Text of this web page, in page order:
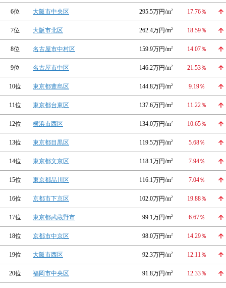
6位 大阪市中央区 295.5万円/m2 17.76％
7位 大阪市北区 262.4万円/m2 18.59％
8位 名古屋市中村区 159.9万円/m2 14.07％
9位 名古屋市中区 146.2万円/m2 21.53％
10位 東京都豊島区 144.8万円/m2 9.19％
11位 東京都台東区 137.6万円/m2 11.22％
12位 横浜市西区 134.0万円/m2 10.65％
13位 東京都目黒区 119.5万円/m2 5.68％
14位 東京都文京区 118.1万円/m2 7.94％
15位 東京都品川区 116.1万円/m2 7.04％
16位 京都市下京区 102.0万円/m2 19.88％
17位 東京都武蔵野市 99.1万円/m2 6.67％
18位 京都市中京区 98.0万円/m2 14.29％
19位 大阪市西区 92.3万円/m2 12.11％
20位 福岡市中央区 91.8万円/m2 12.33％